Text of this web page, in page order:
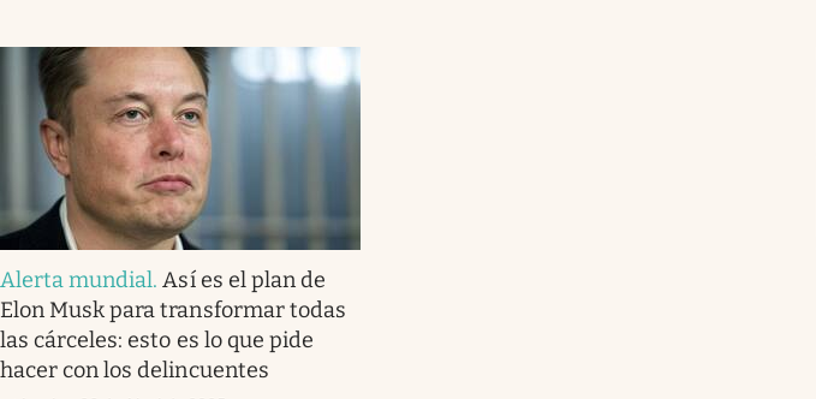
Alerta mundial.Así es el plan de
Elon Musk para transformar todas
las cárceles: esto es lo que pide
hacer con los delincuentes